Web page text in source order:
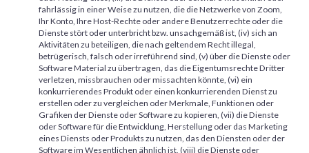
fahrlässig in einer Weise zu nutzen, die die Netzwerke von Zoom,
Ihr Konto, Ihre Host-Rechte oder andere Benutzerrechte oder die
Dienste stört oder unterbricht bzw. unsachgemäß ist, (iv) sich an
Aktivitäten zu beteiligen, die nach geltendem Recht illegal,
betrügerisch, falsch oder irreführend sind, (v) über die Dienste oder
Software Material zu übertragen, das die Eigentumsrechte Dritter
verletzen, missbrauchen oder missachten könnte, (vi) ein
konkurrierendes Produkt oder einen konkurrierenden Dienst zu
erstellen oder zu vergleichen oder Merkmale, Funktionen oder
Grafiken der Dienste oder Software zu kopieren, (vii) die Dienste
oder Software für die Entwicklung, Herstellung oder das Marketing
eines Diensts oder Produkts zu nutzen, das den Diensten oder der
Software im Wesentlichen ähnlich ist, (viii) die Dienste oder